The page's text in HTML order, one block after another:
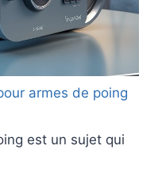
armes de poing
est un sujet qui